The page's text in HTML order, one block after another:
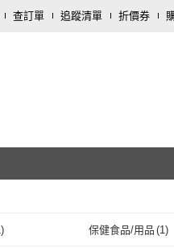
查訂單 追蹤清單 折價券
) 保健食品/用品 (1)